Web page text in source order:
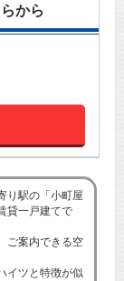
から
り駅の「小町屋
貸一戸建てで
ご案内できる空
イツと特徴が似